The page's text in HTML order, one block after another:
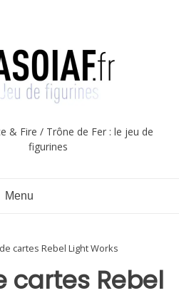
& Fire / Trône de Fer : le jeu de
figurines
Menu
cartes Rebel
cartes Rebel Light Works